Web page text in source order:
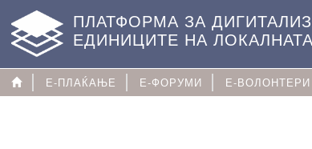
ПЛАТФОРМА ЗА
ЕДИНИЦИТЕ НА
Е-ПЛАЌАЊЕ Е-ФОРУМИ Е-ВОЛОНТЕРИ